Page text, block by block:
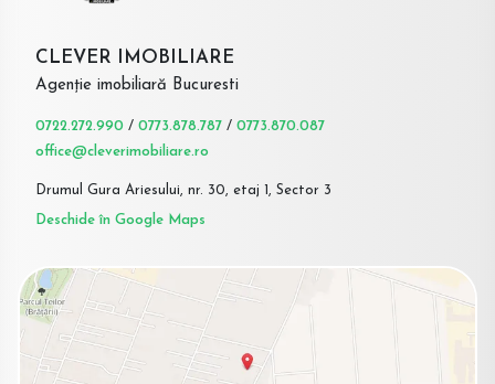
CLEVER IMOBILIARE
Agenție imobiliară Bucuresti
0722.272.990 / 0773.878.787 / 0773.870.087
office@cleverimobiliare.ro
Drumul Gura Ariesului, nr. 30, etaj 1, Sector 3
Deschide în Google Maps